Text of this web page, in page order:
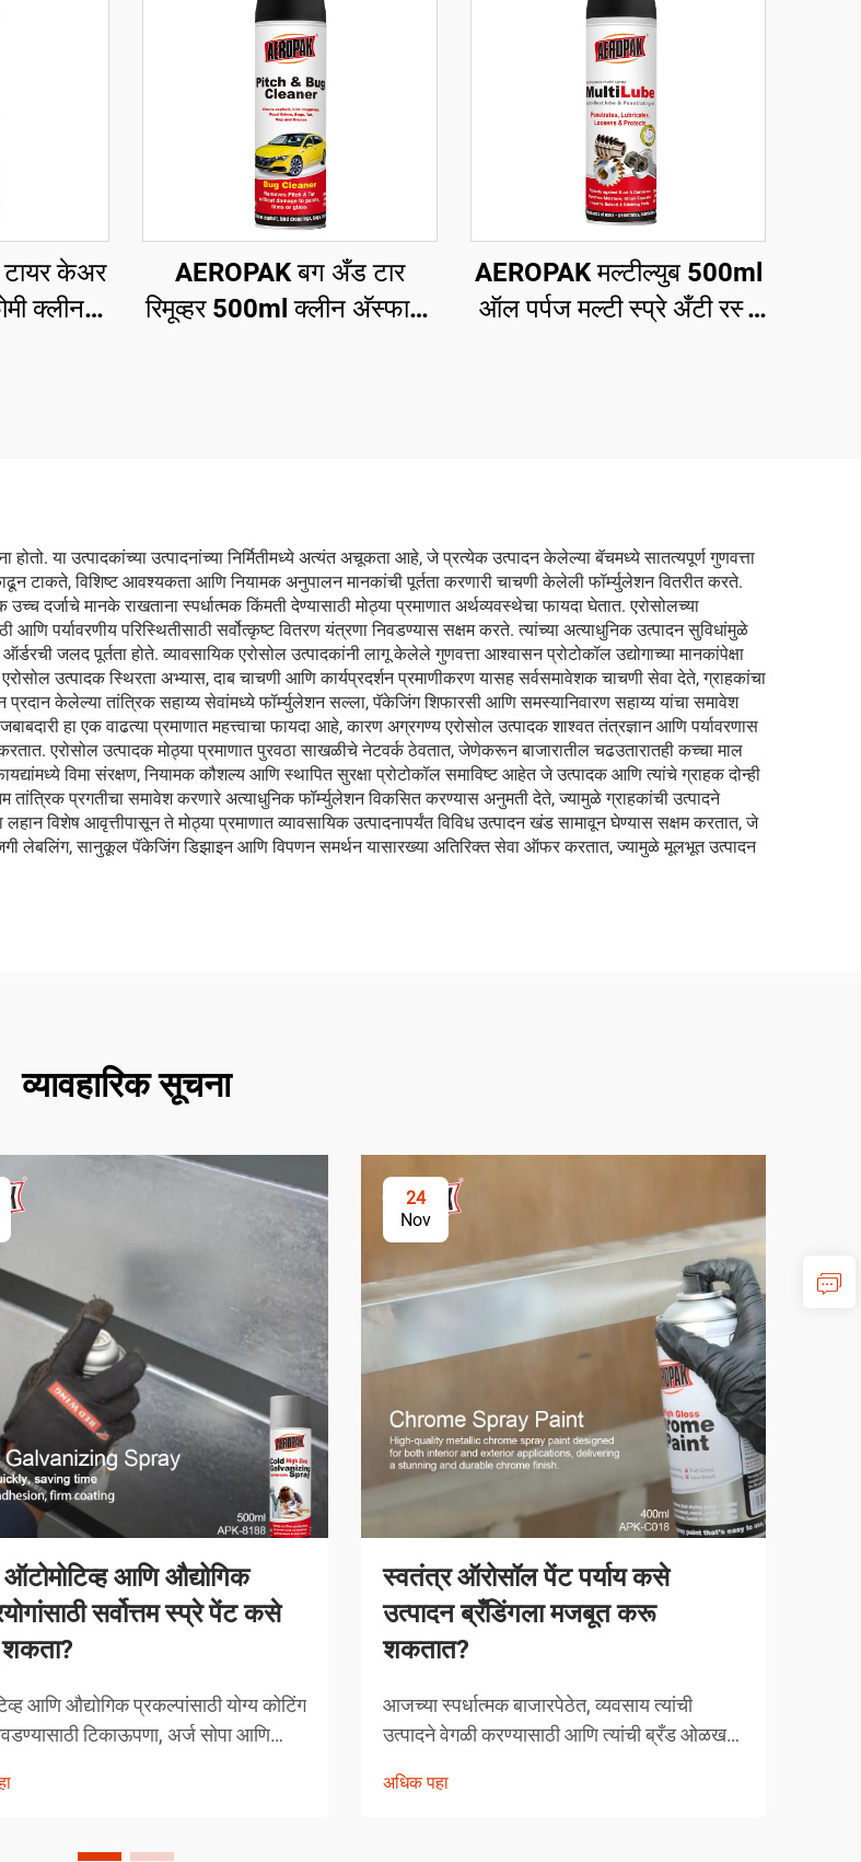
टायर केअर
क्लीनर
AEROPAK बग अँड टार
रिमूव्हर 500ml क्लीन अ‍ॅस्फाल्ट
AEROPAK मल्टील्युब 500ml
ऑल पर्पज मल्टी स्प्रे अँटी रस्ट
या उत्पादकांच्या उत्पादनांच्या निर्मितीमध्ये अत्यंत अचूकता आहे, जे प्रत्येक उत्पादन केलेल्या बॅचमध्ये सातत्यपूर्ण गुणवत्ता
टाकते, विशिष्ट आवश्यकता आणि नियामक अनुपालन मानकांची पूर्तता करणारी चाचणी केलेली फॉर्म्युलेशन वितरीत करते.
दर्जाचे मानके राखताना स्पर्धात्मक किंमती देण्यासाठी मोठ्या प्रमाणात अर्थव्यवस्थेचा फायदा घेतात. एरोसोलच्या
आणि पर्यावरणीय परिस्थितीसाठी सर्वोत्कृष्ट वितरण यंत्रणा निवडण्यास सक्षम करते. त्यांच्या अत्याधुनिक उत्पादन सुविधांमुळे
जलद पूर्तता होते. व्यावसायिक एरोसोल उत्पादकांनी लागू केलेले गुणवत्ता आश्वासन प्रोटोकॉल उद्योगाच्या मानकांपेक्षा
उत्पादक स्थिरता अभ्यास, दाब चाचणी आणि कार्यप्रदर्शन प्रमाणीकरण यासह सर्वसमावेशक चाचणी सेवा देते, ग्राहकांचा
केलेल्या तांत्रिक सहाय्य सेवांमध्ये फॉर्म्युलेशन सल्ला, पॅकेजिंग शिफारसी आणि समस्यानिवारण सहाय्य यांचा समावेश
हा एक वाढत्या प्रमाणात महत्त्वाचा फायदा आहे, कारण अग्रगण्य एरोसोल उत्पादक शाश्वत तंत्रज्ञान आणि पर्यावरणास
एरोसोल उत्पादक मोठ्या प्रमाणात पुरवठा साखळीचे नेटवर्क ठेवतात, जेणेकरून बाजारातील चढउतारातही कच्चा माल
विमा संरक्षण, नियामक कौशल्य आणि स्थापित सुरक्षा प्रोटोकॉल समाविष्ट आहेत जे उत्पादक आणि त्यांचे ग्राहक दोन्ही
तांत्रिक प्रगतीचा समावेश करणारे अत्याधुनिक फॉर्म्युलेशन विकसित करण्यास अनुमती देते, ज्यामुळे ग्राहकांची उत्पादने
विशेष आवृत्तीपासून ते मोठ्या प्रमाणात व्यावसायिक उत्पादनापर्यंत विविध उत्पादन खंड सामावून घेण्यास सक्षम करतात, जे
लेबलिंग, सानुकूल पॅकेजिंग डिझाइन आणि विपणन समर्थन यासारख्या अतिरिक्त सेवा ऑफर करतात, ज्यामुळे मूलभूत उत्पादन
व्यावहारिक सूचना
आणि औद्योगिक
सर्वोत्तम स्प्रे पेंट कसे
आणि औद्योगिक प्रकल्पांसाठी योग्य कोटिंग
टिकाऊपणा, अर्ज सोपा आणि
आधुनिक स्प्रे पेंटिंग तंत्रज्ञानाने तज्ञ
24
Nov
स्वतंत्र ऑरोसॉल पेंट पर्याय कसे
उत्पादन ब्रँडिंगला मजबूत करू
शकतात?
आजच्या स्पर्धात्मक बाजारपेठेत, व्यवसाय त्यांची
उत्पादने वेगळी करण्यासाठी आणि त्यांची ब्रँड ओळख
एक शक्तिशाली पण अनेकदा दुर्लक्षित केलेले उपाय
अधिक पहा